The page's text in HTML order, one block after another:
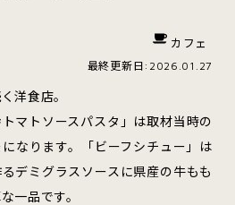
すべてのカテゴリをみる
所川原市 つがる市
カフェ
最終更新日:2026.01.27
洋食店。
マトソースパスタ」は取材当時の
なります。「ビーフシチュー」は
デミグラスソースに県産の牛もも
一品です。